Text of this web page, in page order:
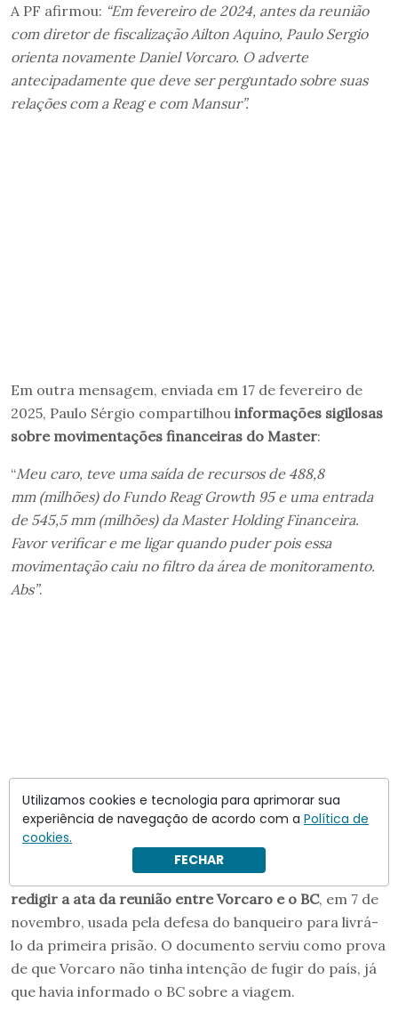
A PF afirmou: “Em fevereiro de 2024, antes da reunião
com diretor de fiscalização Ailton Aquino, Paulo Sergio
orienta novamente Daniel Vorcaro. O adverte
antecipadamente que deve ser perguntado sobre suas
relações com a Reag e com Mansur”.
Em outra mensagem, enviada em 17 de fevereiro de
2025, Paulo Sérgio compartilhou informações sigilosas
sobre movimentações financeiras do Master:
“Meu caro, teve uma saída de recursos de 488,8
mm (milhões) do Fundo Reag Growth 95 e uma entrada
de 545,5 mm (milhões) da Master Holding Financeira.
Favor verificar e me ligar quando puder pois essa
movimentação caiu no filtro da área de monitoramento.
Abs”.
Paulo Sérgio teria sido responsável por
redigir a ata da reunião entre Vorcaro e o BC, em 7 de
novembro, usada pela defesa do banqueiro para livrá-
lo da primeira prisão. O documento serviu como prova
de que Vorcaro não tinha intenção de fugir do país, já
que havia informado o BC sobre a viagem.
Utilizamos cookies e tecnologia para aprimorar sua
experiência de navegação de acordo com a Política de
cookies.
FECHAR